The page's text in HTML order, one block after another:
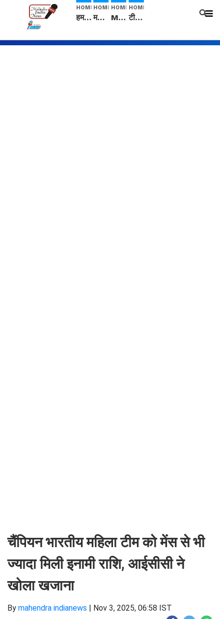
HOME
हम सनातनी..." सांसद kangana Ranaut से क्या बोली लड़की? Viral Jantar-Mantar | CJP protest
HOME
मनीषा हत्याकांड: हत्या, आत्महत्या या कोई बड़ा राज? | Full Story | Josh Haryana
HOME
Mangalsutra: हिंदू धर्म में शादी के बाद मंगलसूत्र क्यों पहनती है महिलाएं, किसने शुरु की ये परंपरा
HOME
टीम बीकेई ने एग्रीकल्चर ग्रेड की यूरिया खाद गट्टों में बदलकर टेक्निकल ग्रेड में बेचने वालों पर करवाई कार्रवाई: लखविंदर सिंह औलख
चैंपियन भारतीय महिला टीम को मेंस से भी
ज्यादा मिली इनामी राशि, आईसीसी ने
खोला खजाना
By mahendra indianews | Nov 3, 2025, 06:58 IST